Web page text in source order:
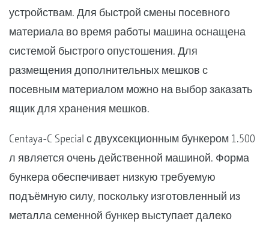
устройствам. Для быстрой смены посевного
материала во время работы машина оснащена
системой быстрого опустошения. Для
размещения дополнительных мешков с
посевным материалом можно на выбор заказать
ящик для хранения мешков.
Centaya-C Special с двухсекционным бункером 1.500
л является очень действенной машиной. Форма
бункера обеспечивает низкую требуемую
подъёмную силу, поскольку изготовленный из
металла семенной бункер выступает далеко